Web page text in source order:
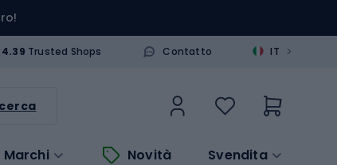
4.39 Trusted Shops Contatto IT >
Marchi Novità Svendita